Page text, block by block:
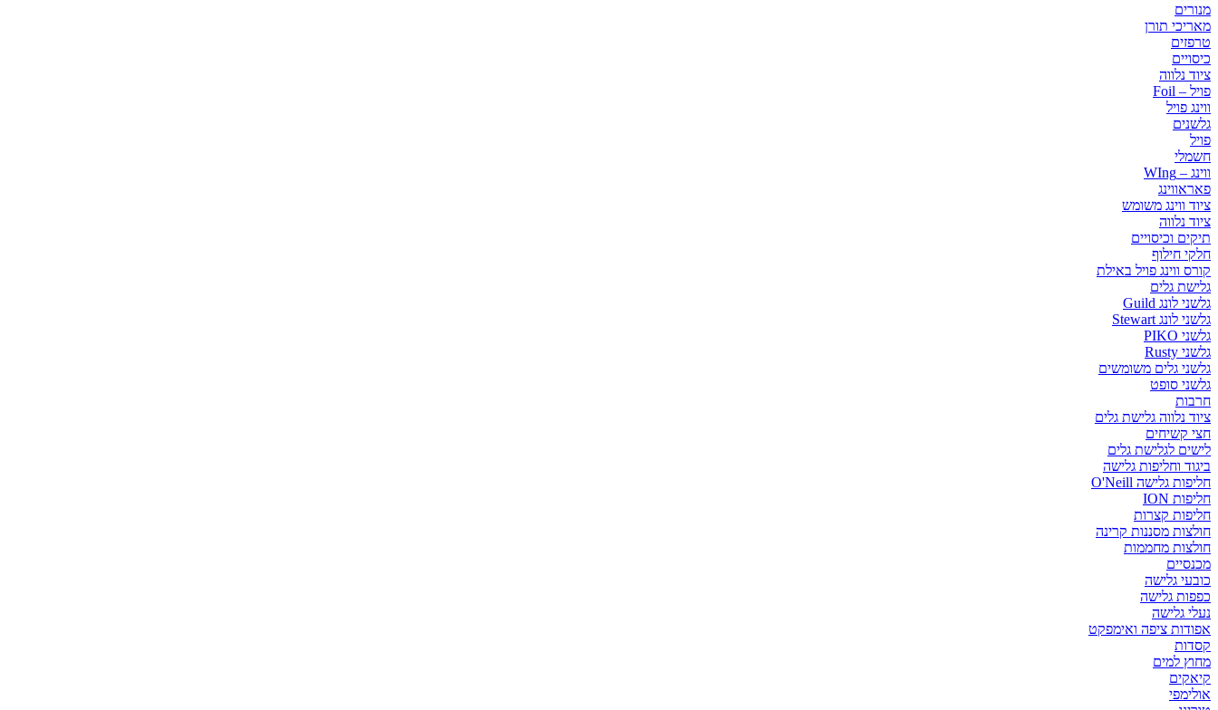
מנורים
מאריכי תורן
טרפזים
כיסויים
ציוד נלווה
פויל – Foil
ווינג פויל
גלשנים
פויל
חשמלי
ווינג – WIng
פאראווינג
ציוד ווינג משומש
ציוד נלווה
תיקים וכיסויים
חלקי חילוף
קורס ווינג פויל באילת
גלישת גלים
גלשני לונג Guild
גלשני לונג Stewart
גלשני PIKO
גלשני Rusty
גלשני גלים משומשים
גלשני סופט
חרבות
ציוד נלווה גלישת גלים
חצי קשיחים
לישים לגלישת גלים
ביגוד וחליפות גלישה
חליפות גלישה O'Neill
חליפות ION
חליפות קצרות
חולצות מסננות קרינה
חולצות מחממות
מכנסיים
כובעי גלישה
כפפות גלישה
נעלי גלישה
אפודות ציפה ואימפקט
קסדות
מחוץ למים
קיאקים
אולימפי